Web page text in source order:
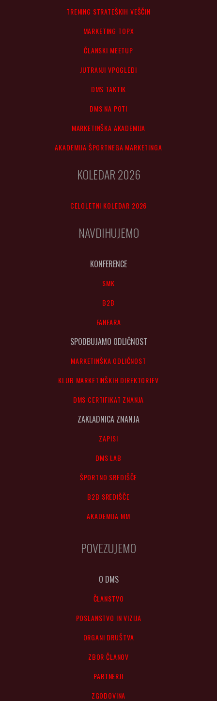
TRENING STRATEŠKIH VEŠČIN
MARKETING TOPX
ČLANSKI MEETUP
JUTRANJI VPOGLEDI
DMS TAKTIK
DMS NA POTI
MARKETINŠKA AKADEMIJA
AKADEMIJA ŠPORTNEGA MARKETINGA
KOLEDAR 2026
CELOLETNI KOLEDAR 2026
NAVDIHUJEMO
KONFERENCE
SMK
B2B
FANFARA
SPODBUJAMO ODLIČNOST
MARKETINŠKA ODLIČNOST
KLUB MARKETINŠKIH DIREKTORJEV
DMS CERTIFIKAT ZNANJA
ZAKLADNICA ZNANJA
ZAPISI
DMS LAB
ŠPORTNO SREDIŠČE
B2B SREDIŠČE
AKADEMIJA MM
POVEZUJEMO
O DMS
ČLANSTVO
POSLANSTVO IN VIZIJA
ORGANI DRUŠTVA
ZBOR ČLANOV
PARTNERJI
ZGODOVINA